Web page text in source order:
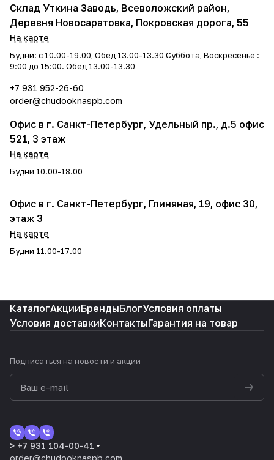
Склад Уткина Заводь, Всеволожский район,
Деревня Новосаратовка, Покровская дорога, 55
На карте
Будни: с 10.00-19.00, Обед 13.00-13.30 Суббота, Воскресенье :
9:00 до 15:00. Обед 13.00-13.30
+7 931 952-26-60
order@chudooknaspb.com
Офис в г. Санкт-Петербург, Удельный пр., д.5 офис
521, 3 этаж
На карте
Будни 10.00-18.00
Офис в г. Санкт-Петербург, Глиняная, 19, офис 30,
этаж 3
На карте
Будни 11.00-17.00
КаталогАкцииБрендыБлогУсловия оплаты
Условия доставкиКонтактыГарантия на товар
Подписаться на новости и акции
> +7 931 104-00-41